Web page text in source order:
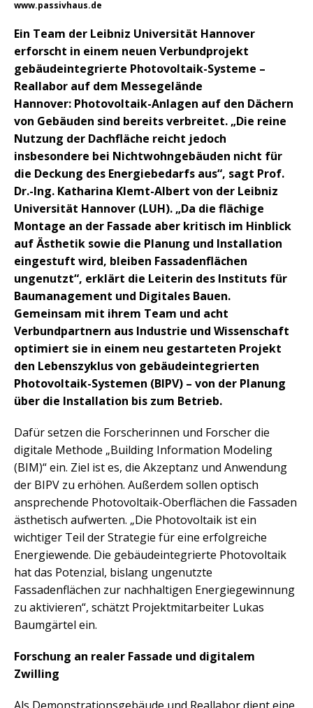
www.passivhaus.de
Ein Team der Leibniz Universität Hannover
erforscht in einem neuen Verbundprojekt
gebäudeintegrierte Photovoltaik-Systeme –
Reallabor auf dem Messegelände
Hannover: Photovoltaik-Anlagen auf den Dächern
von Gebäuden sind bereits verbreitet. „Die reine
Nutzung der Dachfläche reicht jedoch
insbesondere bei Nichtwohngebäuden nicht für
die Deckung des Energiebedarfs aus“, sagt Prof.
Dr.-Ing. Katharina Klemt-Albert von der Leibniz
Universität Hannover (LUH). „Da die flächige
Montage an der Fassade aber kritisch im Hinblick
auf Ästhetik sowie die Planung und Installation
eingestuft wird, bleiben Fassadenflächen
ungenutzt“, erklärt die Leiterin des Instituts für
Baumanagement und Digitales Bauen.
Gemeinsam mit ihrem Team und acht
Verbundpartnern aus Industrie und Wissenschaft
optimiert sie in einem neu gestarteten Projekt
den Lebenszyklus von gebäudeintegrierten
Photovoltaik-Systemen (BIPV) – von der Planung
über die Installation bis zum Betrieb.
Dafür setzen die Forscherinnen und Forscher die
digitale Methode „Building Information Modeling
(BIM)“ ein. Ziel ist es, die Akzeptanz und Anwendung
der BIPV zu erhöhen. Außerdem sollen optisch
ansprechende Photovoltaik-Oberflächen die Fassaden
ästhetisch aufwerten. „Die Photovoltaik ist ein
wichtiger Teil der Strategie für eine erfolgreiche
Energiewende. Die gebäudeintegrierte Photovoltaik
hat das Potenzial, bislang ungenutzte
Fassadenflächen zur nachhaltigen Energiegewinnung
zu aktivieren“, schätzt Projektmitarbeiter Lukas
Baumgärtel ein.
Forschung an realer Fassade und digitalem
Zwilling